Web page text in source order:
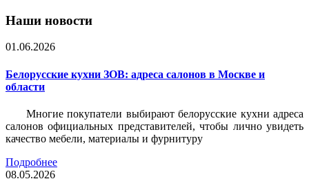
Наши новости
01.06.2026
Белорусские кухни ЗОВ: адреса салонов в Москве и
области
Многие покупатели выбирают белорусские кухни адреса
салонов официальных представителей, чтобы лично увидеть
качество мебели, материалы и фурнитуру
Подробнее
08.05.2026